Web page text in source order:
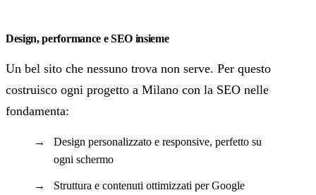
Design, performance e SEO insieme
Un bel sito che nessuno trova non serve. Per questo
costruisco ogni progetto a Milano con la SEO nelle
fondamenta:
Design personalizzato e responsive, perfetto su
ogni schermo
Struttura e contenuti ottimizzati per Google